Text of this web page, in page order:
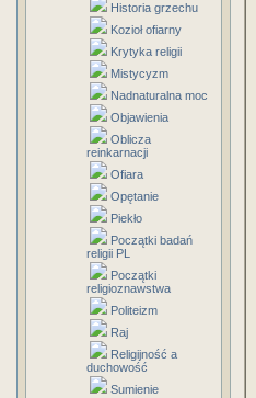
Historia grzechu
Kozioł ofiarny
Krytyka religii
Mistycyzm
Nadnaturalna moc
Objawienia
Oblicza
reinkarnacji
Ofiara
Opętanie
Piekło
Początki badań
religii PL
Początki
religioznawstwa
Politeizm
Raj
Religijność a
duchowość
Sumienie